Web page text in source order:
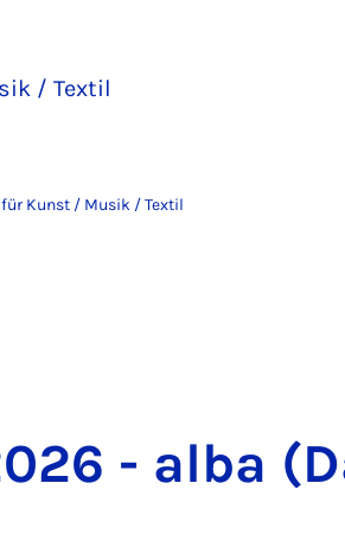
/ Textil
Kunst / Musik / Textil
- al­ba